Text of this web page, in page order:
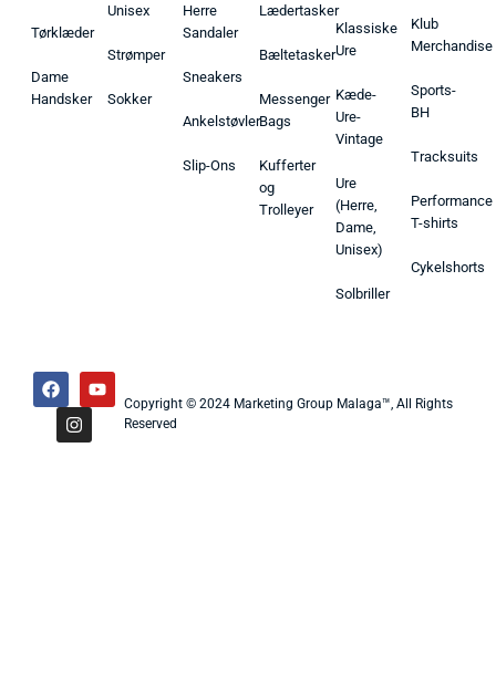
Tørklæder
Dame
Handsker
Unisex
Strømper
Sokker
Herre
Sandaler
Sneakers
Ankelstøvler
Slip-Ons
Lædertasker
Bæltetasker
Messenger
Bags
Kufferter
og
Trolleyer
Klassiske
Ure
Kæde-
Ure-
Vintage
Ure
(Herre,
Dame,
Unisex)
Solbriller
Klub
Merchandise
Sports-
BH
Tracksuits
Performance
T-shirts
Cykelshorts
Copyright © 2024 Marketing Group Malaga™, All Rights
Reserved